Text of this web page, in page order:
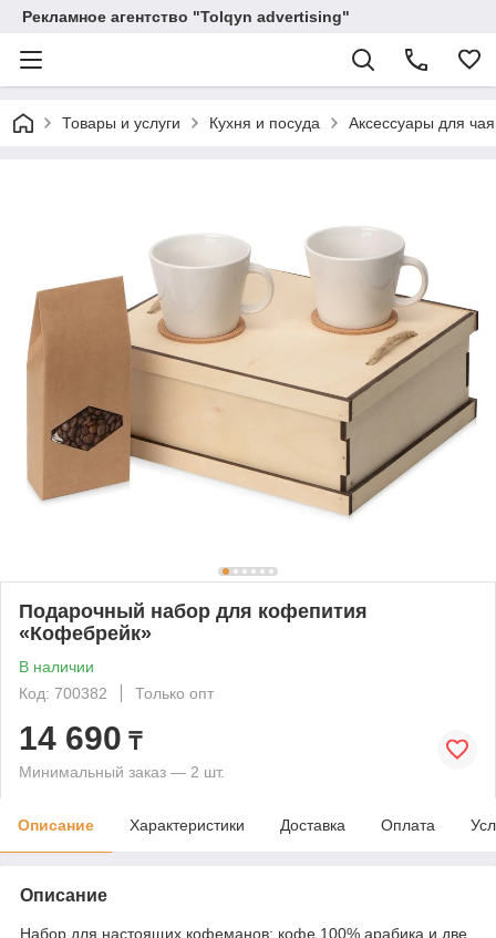
Рекламное агентство "Tolqyn advertising"
Товары и услуги Кухня и посуда Аксессуары для
Подарочный набор для кофепития
«Кофебрейк»
В наличии
Код: 700382
Только опт
14 690 ₸
Минимальный заказ — 2 шт.
Описание Характеристики Доставка Оплата
Описание
Набор для настоящих кофеманов: кофе 100% арабика и две